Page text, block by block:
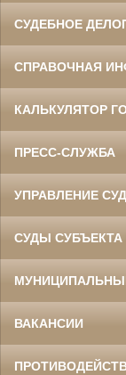
СУДЕБНОЕ
СПРАВОЧНАЯ
КАЛЬКУЛЯТОР
ПРЕСС-СЛУЖБА
УПРАВЛЕНИЕ
СУДЫ СУБЪЕКТА
ВАКАНСИИ